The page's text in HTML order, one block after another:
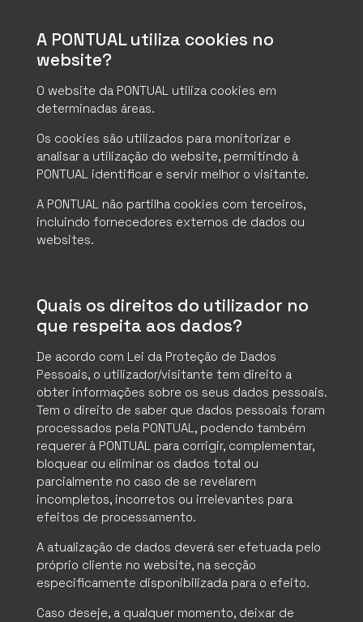
A PONTUAL utiliza cookies no
website?
O website da PONTUAL utiliza cookies em
determinadas áreas.
Os cookies são utilizados para monitorizar e
analisar a utilização do website, permitindo à
PONTUAL identificar e servir melhor o visitante.
A PONTUAL não partilha cookies com terceiros,
incluindo fornecedores externos de dados ou
websites.
Quais os direitos do utilizador no
que respeita aos dados?
De acordo com Lei da Proteção de Dados
Pessoais, o utilizador/visitante tem direito a
obter informações sobre os seus dados pessoais.
Tem o direito de saber que dados pessoais foram
processados pela PONTUAL, podendo também
requerer à PONTUAL para corrigir, complementar,
bloquear ou eliminar os dados total ou
parcialmente no caso de se revelarem
incompletos, incorretos ou irrelevantes para
efeitos de processamento.
A atualização de dados deverá ser efetuada pelo
próprio cliente no website, na secção
especificamente disponibilizada para o efeito.
Caso deseje, a qualquer momento, deixar de